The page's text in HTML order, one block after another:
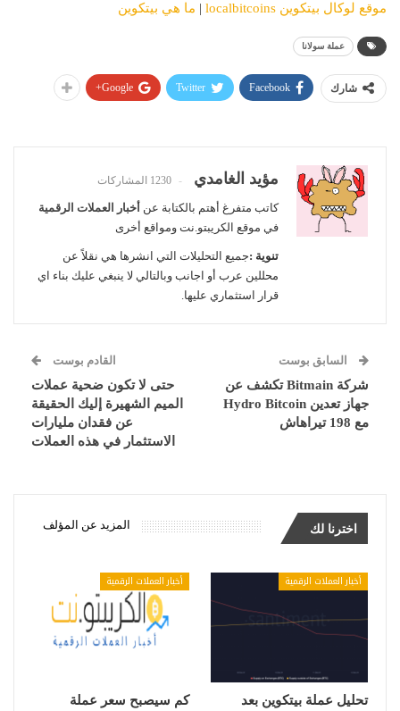
موقع لوكال بيتكوين localbitcoins
| ما هي بيتكوين
عملة سولانا
شارك Facebook
Twitter
Google+
مؤيد الغامدي 1230 المشاركات
كاتب متفرغ أهتم بالكتابة عن أخبار العملات الرقمية
في موقع الكريبتو.نت ومواقع أخرى
تنوية :جميع التحليلات التي انشرها هي نقلاً عن
محللين عرب أو اجانب وبالتالي لا ينبغي عليك بناء اي
قرار استثماري عليها.
السابق بوست
شركة Bitmain تكشف عن
جهاز تعدين Hydro Bitcoin
مع 198 تيراهاش
القادم بوست
حتى لا تكون ضحية عملات
الميم الشهيرة إليك الحقيقة
عن فقدان مليارات
الاستثمار في هذه العملات
اخترنا لك المزيد عن المؤلف
أخبار العملات الرقمية
تحليل عملة بيتكوين بعد
أخبار العملات الرقمية
كم سيصبح سعر عملة